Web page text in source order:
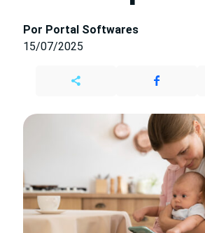
Por Portal Softwares
15/07/2025